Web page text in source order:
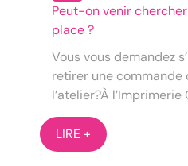
Peut-on venir
place ?
Vous vous demandez
retirer une commande
l’atelier?À l’Imprimerie
LIRE +